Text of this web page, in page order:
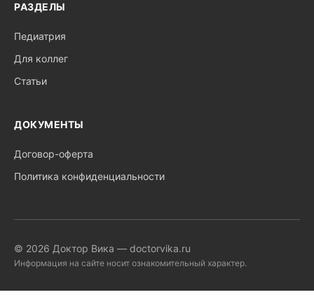
РАЗДЕЛЫ
Педиатрия
Для коллег
Статьи
ДОКУМЕНТЫ
Договор-оферта
Политика конфиденциальности
© 2026 Доктор Вика — doctorvika.ru
Информация на сайте носит ознакомительный характер.